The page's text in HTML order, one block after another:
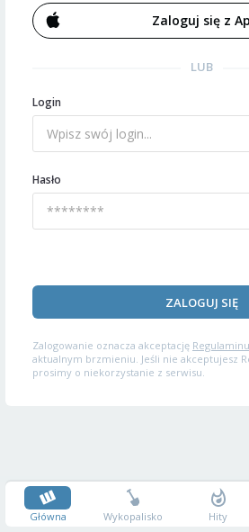
Zaloguj się z
LUB
Login
Hasło
ZALOGUJ SIĘ
Zalogowanie oznacza akceptację
aktualnym brzmieniu. Jeśli nie akceptujesz
prosimy o niekorzystanie z serwisu.
Główna Wykopalisko Hity